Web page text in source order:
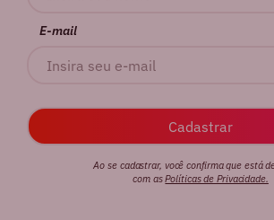
E-mail
Ao se cadastrar, você confirma que está
com asPolíticas de Privacidade.